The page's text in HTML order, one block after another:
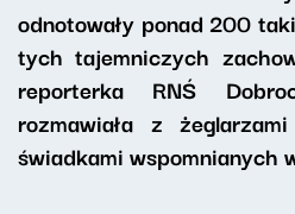
odnotowały ponad 200
tych tajemniczych
reporterka RNŚ
rozmawiała z
świadkami wspomnianych